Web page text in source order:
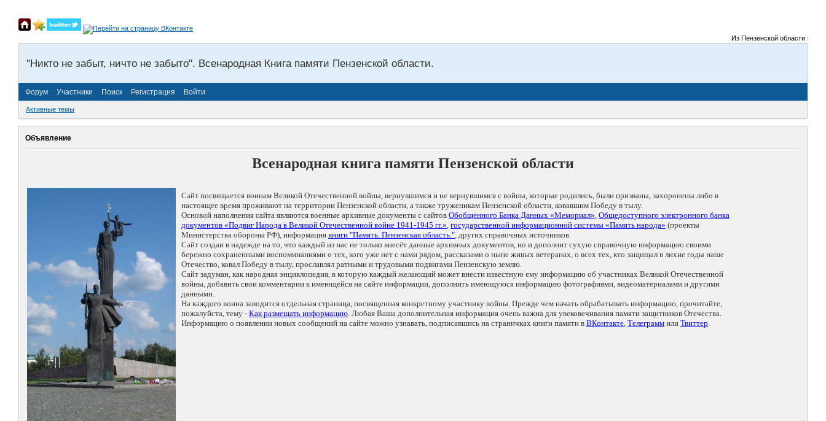
Из Пензенской области на
"Никто не забыт, ничто не забыто". Всенародная Книга памяти Пензенской области.
Форум Участники Поиск Регистрация Войти
Активные темы
Объявление
Всенародная книга памяти Пензенской области
Сайт посвящается воинам Великой Отечественной войны, вернувшимся и не вернувшимся с войны, которые родились, были призваны, захоронены либо в
настоящее время проживают на территории Пензенской области, а также труженикам Пензенской области, ковавшим Победу в тылу.
Основой наполнения сайта являются военные архивные документы с сайтов Обобщенного Банка Данных «Мемориал», Общедоступного электронного банка
документов «Подвиг Народа в Великой Отечественной войне 1941-1945 гг.», государственной информационной системы «Память народа» (проекты
Министерства обороны РФ), информация книги "Память. Пензенская область.", других справочных источников.
Сайт создан в надежде на то, что каждый из нас не только внесёт данные архивных документов, но и дополнит сухую справочную информацию своими
бережно сохраненными воспоминаниями о тех, кого уже нет с нами рядом, рассказами о ныне живых ветеранах, о всех тех, кто защищал в лихие годы наше
Отечество, ковал Победу в тылу, прославлял ратными и трудовыми подвигами Пензенскую землю.
Сайт задуман, как народная энциклопедия, в которую каждый желающий может внести известную ему информацию об участниках Великой Отечественной
войны, добавить свои комментарии к имеющейся на сайте информации, дополнить имеющуюся информацию фотографиями, видеоматериалами и другими
данными.
На каждого воина заводится отдельная страница, посвященная конкретному участнику войны. Прежде чем начать обрабатывать информацию, прочитайте,
пожалуйста, тему - Как размещать информацию. Любая Ваша дополнительная информация очень важна для увековечивания памяти защитников Отечества.
Информацию о появлении новых сообщений на сайте можно узнавать, подписавшись на страничках книги памяти в ВКонтакте, Телеграмм или Твиттер.